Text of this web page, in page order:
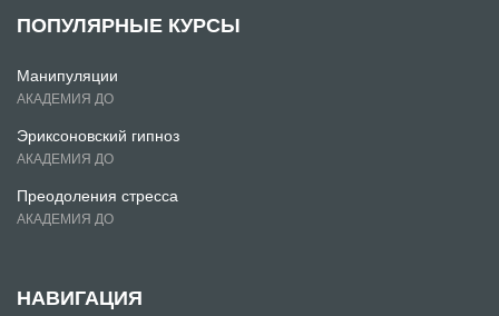
ПОПУЛЯРНЫЕ КУРСЫ
Манипуляции
АКАДЕМИЯ ДО
Эриксоновский гипноз
АКАДЕМИЯ ДО
Преодоления стресса
АКАДЕМИЯ ДО
НАВИГАЦИЯ